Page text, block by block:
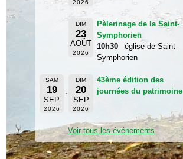
2026
DIM
23
AOÛT
2026
Pèlerinage de la Saint-
Symphorien
10h30
église de Saint-
Symphorien
SAM
19
SEP
2026
DIM
20
SEP
2026
43ème édition des
journées du patrimoine
Voir tous les événements